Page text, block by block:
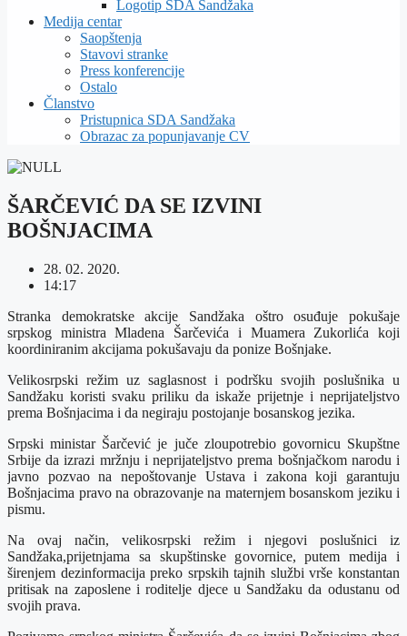
Logotip SDA Sandžaka
Medija centar
Saopštenja
Stavovi stranke
Press konferencije
Ostalo
Članstvo
Pristupnica SDA Sandžaka
Obrazac za popunjavanje CV
ŠARČEVIĆ DA SE IZVINI
BOŠNJACIMA
28. 02. 2020.
14:17
Stranka demokratske akcije Sandžaka oštro osuđuje pokušaje
srpskog ministra Mladena Šarčevića i Muamera Zukorlića koji
koordiniranim akcijama pokušavaju da ponize Bošnjake.
Velikosrpski režim uz saglasnost i podršku svojih poslušnika u
Sandžaku koristi svaku priliku da iskaže prijetnje i neprijateljstvo
prema Bošnjacima i da negiraju postojanje bosanskog jezika.
Srpski ministar Šarčević je juče zloupotrebio govornicu Skupštne
Srbije da izrazi mržnju i neprijateljstvo prema bošnjačkom narodu i
javno pozvao na nepoštovanje Ustava i zakona koji garantuju
Bošnjacima pravo na obrazovanje na maternjem bosanskom jeziku i
pismu.
Na ovaj način, velikosrpski režim i njegovi poslušnici iz
Sandžaka,prijetnjama sa skupštinske govornice, putem medija i
širenjem dezinformacija preko srpskih tajnih službi vrše konstantan
pritisak na zaposlene i roditelje djece u Sandžaku da odustanu od
svojih prava.